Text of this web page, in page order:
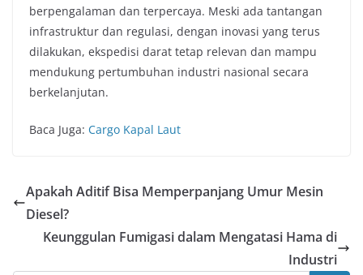
berpengalaman dan terpercaya. Meski ada tantangan
infrastruktur dan regulasi, dengan inovasi yang terus
dilakukan, ekspedisi darat tetap relevan dan mampu
mendukung pertumbuhan industri nasional secara
berkelanjutan.
Baca Juga: Cargo Kapal Laut
Apakah Aditif Bisa Memperpanjang Umur Mesin
Diesel?
Keunggulan Fumigasi dalam Mengatasi Hama di
Industri